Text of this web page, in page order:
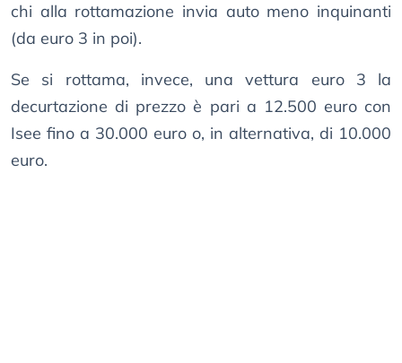
chi alla rottamazione invia auto meno inquinanti
(da euro 3 in poi).
Se si rottama, invece, una vettura euro 3 la
decurtazione di prezzo è pari a 12.500 euro con
Isee fino a 30.000 euro o, in alternativa, di 10.000
euro.